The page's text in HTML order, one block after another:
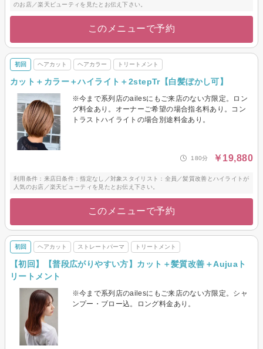
のお店／楽天ビューティを見たとお伝え下さい。
このメニューで予約
初回 ヘアカット ヘアカラー トリートメント
カット＋カラー＋ハイライト＋2stepTr【白髪ぼかし可】
※今まで系列店のailesにもご来店のない方限定。ロン
グ料金あり。オーナーご希望の場合指名料あり。コン
トラストハイライトの場合別途料金あり。
180分 ￥19,880
利用条件：来店日条件：指定なし／対象スタイリスト：全員／髪質改善とハイライトが
人気のお店／楽天ビューティを見たとお伝え下さい。
このメニューで予約
初回 ヘアカット ストレートパーマ トリートメント
【初回】【普段広がりやすい方】カット＋髪質改善＋Aujuaト
リートメント
※今まで系列店のailesにもご来店のない方限定。シャ
ンプー・ブロー込。ロング料金あり。